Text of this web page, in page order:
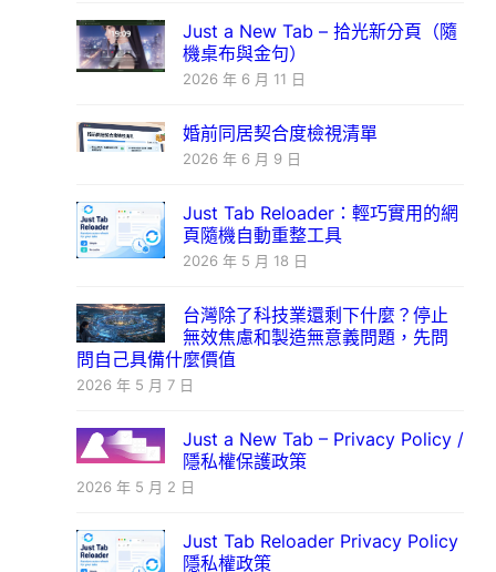
Just a New Tab – 拾光新分頁（隨
機桌布與金句）
2026 年 6 月 11 日
婚前同居契合度檢視清單
2026 年 6 月 9 日
Just Tab Reloader：輕巧實用的網
頁隨機自動重整工具
2026 年 5 月 18 日
台灣除了科技業還剩下什麼？停止
無效焦慮和製造無意義問題，先問
問自己具備什麼價值
2026 年 5 月 7 日
Just a New Tab – Privacy Policy /
隱私權保護政策
2026 年 5 月 2 日
Just Tab Reloader Privacy Policy
隱私權政策